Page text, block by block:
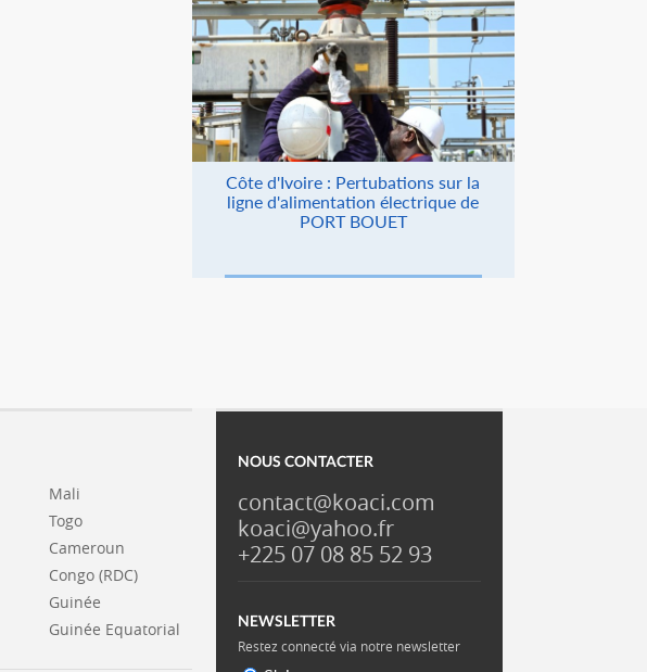
Côte d'Ivoire : Pertubations sur la
ligne d'alimentation électrique de
PORT BOUET
Mali
Togo
Cameroun
Congo (RDC)
Guinée
Guinée Equatorial
NOUS CONTACTER
contact@koaci.com
koaci@yahoo.fr
+225 07 08 85 52 93
NEWSLETTER
Restez connecté via notre newsletter